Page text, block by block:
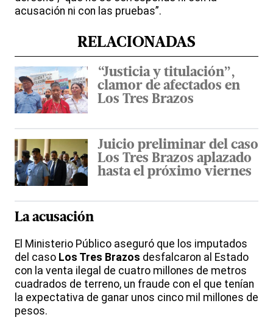
acusación ni con las pruebas”.
RELACIONADAS
“Justicia y titulación”,
clamor de afectados en
Los Tres Brazos
Juicio preliminar del caso
Los Tres Brazos aplazado
hasta el próximo viernes
La acusación
El Ministerio Público aseguró que los imputados
del caso Los Tres Brazos desfalcaron al Estado
con la venta ilegal de cuatro millones de metros
cuadrados de terreno, un fraude con el que tenían
la expectativa de ganar unos cinco mil millones de
pesos.